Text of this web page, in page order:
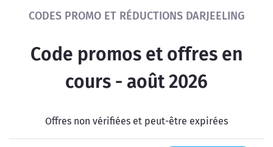
CODES PROMO ET RÉDUCTIONS DARJEELING
Code promos et offres en
cours - août 2026
Offres non vérifiées et peut-être expirées